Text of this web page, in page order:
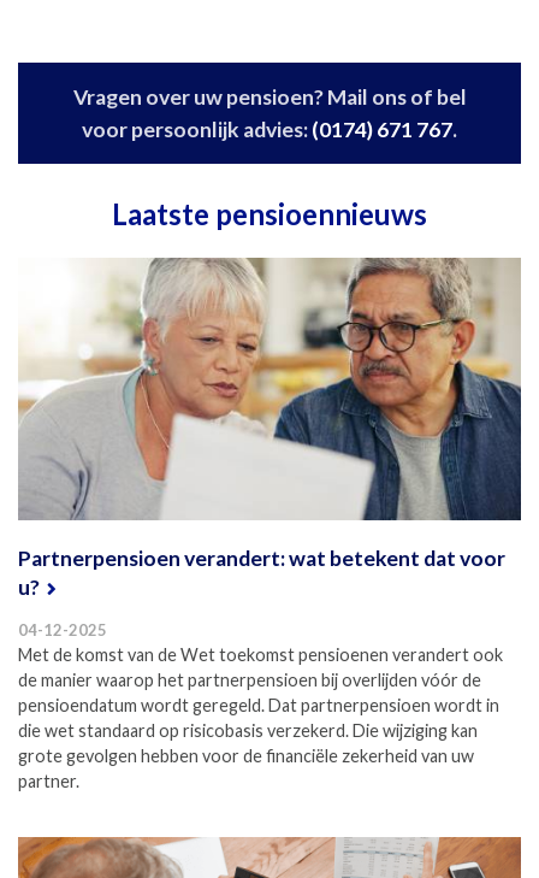
Vragen over uw pensioen? Mail ons of bel
voor persoonlijk advies:(0174) 671 767.
Laatste pensioennieuws
Partnerpensioen verandert: wat betekent dat voor
u?
04-12-2025
Met de komst van de Wet toekomst pensioenen verandert ook
de manier waarop het partnerpensioen bij overlijden vóór de
pensioendatum wordt geregeld. Dat partnerpensioen wordt in
die wet standaard op risicobasis verzekerd. Die wijziging kan
grote gevolgen hebben voor de financiële zekerheid van uw
partner.